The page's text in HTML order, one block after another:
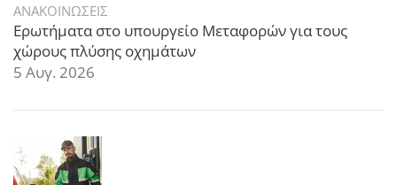
ΑΝΑΚΟΙΝΩΣΕΙΣ
Ερωτήματα στο υπουργείο Μεταφορών για τους
χώρους πλύσης οχημάτων
5 Αυγ. 2026